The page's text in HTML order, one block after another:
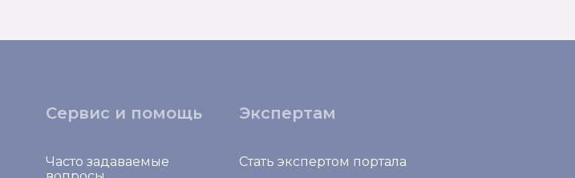
Сервис и помощь
Часто задаваемые
Экспертам
Стать экспертом портала